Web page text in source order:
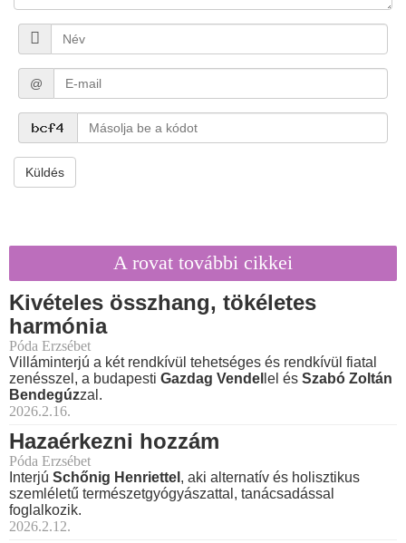
@
Küldés
A rovat további cikkei
Kivételes összhang, tökéletes
harmónia
Póda Erzsébet
Villáminterjú a két rendkívül tehetséges és rendkívül fiatal
zenésszel, a budapesti Gazdag Vendel lel és Szabó Zoltán
Bendegúzzal.
2026.2.16.
Hazaérkezni hozzám
Póda Erzsébet
Interjú Schőnig Henriettel , aki alternatív és holisztikus
szemléletű természetgyógyászattal, tanácsadással
foglalkozik.
2026.2.12.